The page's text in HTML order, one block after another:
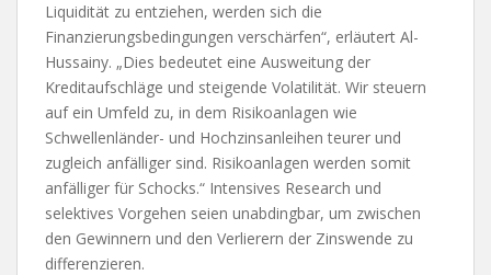
Liquidität zu entziehen, werden sich die
Finanzierungsbedingungen verschärfen“, erläutert Al-
Hussainy. „Dies bedeutet eine Ausweitung der
Kreditaufschläge und steigende Volatilität. Wir steuern
auf ein Umfeld zu, in dem Risikoanlagen wie
Schwellenländer- und Hochzinsanleihen teurer und
zugleich anfälliger sind. Risikoanlagen werden somit
anfälliger für Schocks.“ Intensives Research und
selektives Vorgehen seien unabdingbar, um zwischen
den Gewinnern und den Verlierern der Zinswende zu
differenzieren.